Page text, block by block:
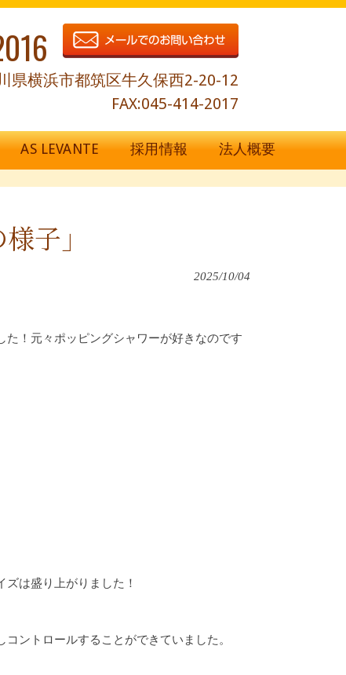
県横浜市都筑区牛久保西2-20-12
FAX:045-414-2017
AS LEVANTE 採用情報 法人概要
子」
2025/10/04
！元々ポッピングシャワーが好きなのです
は盛り上がりました！
ントロールすることができていました。